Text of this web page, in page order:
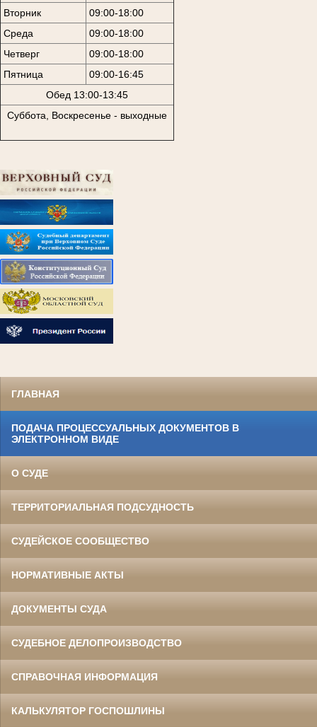
Вторник
09:00-18:00
Среда
09:00-18:00
Четверг
09:00-18:00
Пятница
09:00-16:45
Обед 13:00-13:45
Суббота, Воскресенье - выходные
ГЛАВНАЯ
ПОДАЧА ПРОЦЕССУАЛЬНЫХ ДОКУМЕНТОВ В
ЭЛЕКТРОННОМ ВИДЕ
О СУДЕ
ТЕРРИТОРИАЛЬНАЯ ПОДСУДНОСТЬ
СУДЕЙСКОЕ СООБЩЕСТВО
НОРМАТИВНЫЕ АКТЫ
ДОКУМЕНТЫ СУДА
СУДЕБНОЕ ДЕЛОПРОИЗВОДСТВО
СПРАВОЧНАЯ ИНФОРМАЦИЯ
КАЛЬКУЛЯТОР ГОСПОШЛИНЫ